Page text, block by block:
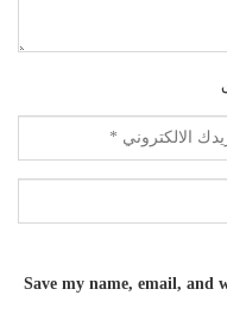
Save my name, email, and